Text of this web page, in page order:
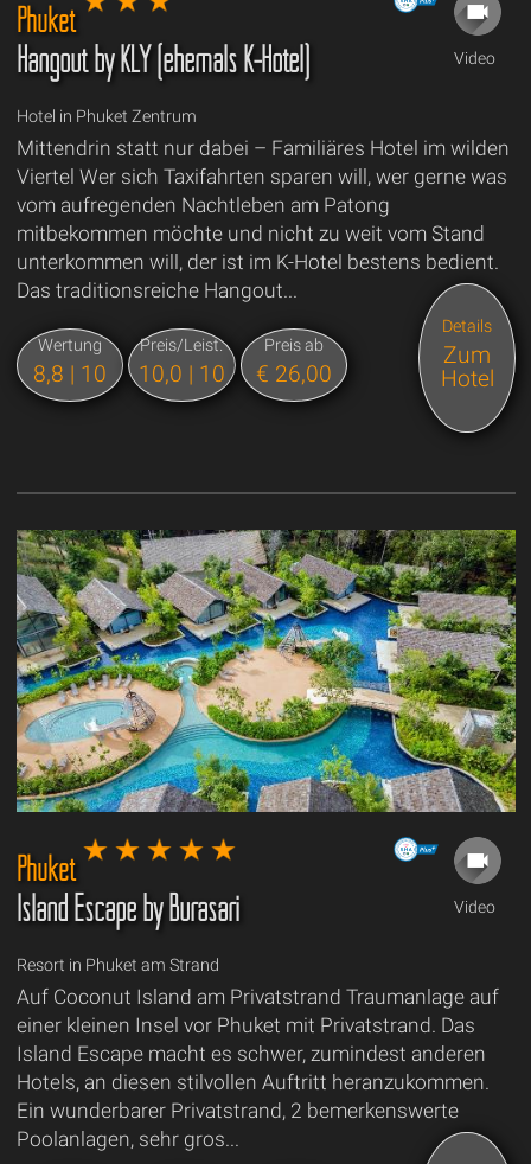
Video
Phuket
Hangout by KLY (ehemals K-Hotel)
Hotel in Phuket Zentrum
Mittendrin statt nur dabei – Familiäres Hotel im wilden
Viertel Wer sich Taxifahrten sparen will, wer gerne was
vom aufregenden Nachtleben am Patong
mitbekommen möchte und nicht zu weit vom Stand
unterkommen will, der ist im K-Hotel bestens bedient.
Das traditionsreiche Hangout...
Wertung
8,8 | 10
Preis/Leist.
10,0 | 10
Preis ab
€ 26,00
Details
Zum
Hotel
Video
Phuket
Island Escape by Burasari
Resort in Phuket am Strand
Auf Coconut Island am Privatstrand Traumanlage auf
einer kleinen Insel vor Phuket mit Privatstrand. Das
Island Escape macht es schwer, zumindest anderen
Hotels, an diesen stilvollen Auftritt heranzukommen.
Ein wunderbarer Privatstrand, 2 bemerkenswerte
Poolanlagen, sehr gros...